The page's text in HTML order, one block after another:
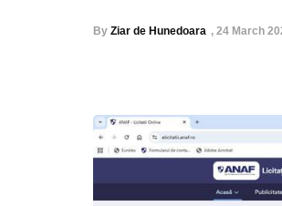
By Ziar de Hunedoara , 24 March